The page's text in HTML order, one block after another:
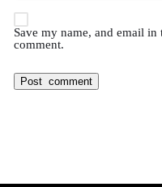
Save my name, and email
comment.